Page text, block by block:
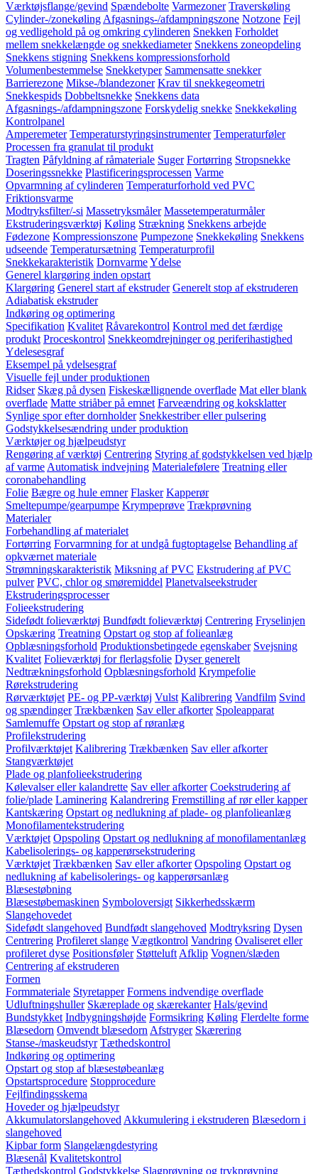
Værktøjsflange/gevind Spændebolte Varmezoner Traverskøling
Cylinder-/zonekøling Afgasnings-/afdampningszone Notzone Fejl
og vedligehold på og omkring cylinderen Snekken Forholdet
mellem snekkelængde og snekkediameter Snekkens zoneopdeling
Snekkens stigning Snekkens kompressionsforhold
Volumenbestemmelse Snekketyper Sammensatte snekker
Barrierezone Mikse-/blandezoner Krav til snekkegeometri
Snekkespids Dobbeltsnekke Snekkens data
Afgasnings-/afdampningszone Forskydelig snekke Snekkekøling
Kontrolpanel
Amperemeter Temperaturstyringsinstrumenter Temperaturføler
Processen fra granulat til produkt
Tragten Påfyldning af råmateriale Suger Fortørring Stropsnekke
Doseringssnekke Plastificeringsprocessen Varme
Opvarmning af cylinderen Temperaturforhold ved PVC
Friktionsvarme
Modtryksfilter/-si Massetryksmåler Massetemperaturmåler
Ekstruderingsværktøj Køling Strækning Snekkens arbejde
Fødezone Kompressionszone Pumpezone Snekkekøling Snekkens
udseende Temperatursætning Temperaturprofil
Snekkekarakteristik DornvarmeYdelse
Generel klargøring inden opstart
Klargøring Generel start af ekstruder Generelt stop af ekstruderen
Adiabatisk ekstruder
Indkøring og optimering
Specifikation Kvalitet Råvarekontrol Kontrol med det færdige
produkt Proceskontrol Snekkeomdrejninger og periferihastighed
Ydelesesgraf
Eksempel på ydelsesgraf
Visuelle fejl under produktionen
Ridser Skæg på dysen Fiskeskællignende overflade Mat eller blank
overflade Matte striåber på emnet Farveændring og koksklatter
Synlige spor efter dornholder Snekkestriber eller pulsering
Godstykkelsesændring under produktion
Værktøjer og hjælpeudstyr
Rengøring af værktøj Centrering Styring af godstykkelsen ved hjælp
af varme Automatisk indvejning Materialefølere Treatning eller
coronabehandling
Folie Bægre og hule emner Flasker Kapperør
Smeltepumpe/gearpumpe Krympeprøve Trækprøvning
Materialer
Forbehandling af materialet
Fortørring Forvarmning for at undgå fugtoptagelse Behandling af
opkværnet materiale
Strømningskarakteristik Miksning af PVC Ekstrudering af PVC
pulver PVC, chlor og smøremiddel Planetvalseekstruder
Ekstruderingsprocesser
Folieekstrudering
Sidefødt folieværktøj Bundfødt folieværktøj Centrering Fryselinjen
Opskæring Treatning Opstart og stop af folieanlæg
Opblæsningsforhold Produktionsbetingede egenskaber Svejsning
Kvalitet Folieværktøj for flerlagsfolie Dyser generelt
Nedtrækningsforhold Opblæsningsforhold Krympefolie
Rørekstrudering
Rørværktøjet PE- og PP-værktøj Vulst Kalibrering Vandfilm Svind
og spændinger Trækbænken Sav eller afkorter Spoleapparat
Samlemuffe Opstart og stop af røranlæg
Profilekstrudering
Profilværktøjet Kalibrering Trækbænken Sav eller afkorter
Stangværktøjet
Plade og planfolieekstrudering
Kølevalser eller kalandrette Sav eller afkorter Coekstrudering af
folie/plade Laminering Kalandrering Fremstilling af rør eller kapper
Kantskæring Opstart og nedlukning af plade- og planfolieanlæg
Monofilamentekstrudering
Værktøjet Opspoling Opstart og nedlukning af monofilamentanlæg
Kabelisolerings- og kapperørsekstrudering
Værktøjet Trækbænken Sav eller afkorter Opspoling Opstart og
nedlukning af kabelisolerings- og kapperørsanlæg
Blæsestøbning
Blæsestøbemaskinen Symboloversigt Sikkerhedsskærm
Slangehovedet
Sidefødt slangehoved Bundfødt slangehoved Modtryksring Dysen
Centrering Profileret slange Vægtkontrol Vandring Ovaliseret eller
profileret dyse Positionsføler Støtteluft Afklip Vognen/slæden
Centrering af ekstruderen
Formen
Formmateriale Styretapper Formens indvendige overflade
Udluftningshuller Skæreplade og skærekanter Hals/gevind
Bundstykket Indbygningshøjde Formsikring Køling Flerdelte forme
Blæsedorn Omvendt blæsedorn Afstryger Skærering
Stanse-/maskeudstyr Tæthedskontrol
Indkøring og optimering
Opstart og stop af blæsestøbeanlæg
Opstartsprocedure Stopprocedure
Fejlfindingsskema
Hoveder og hjælpeudstyr
Akkumulatorslangehoved Akkumulering i ekstruderen Blæsedorn i
slangehoved
Kipbar form Slangelængdestyring
Blæsenål Kvalitetskontrol
Tæthedskontrol Godstykkelse Slagprøvning og trykprøvning